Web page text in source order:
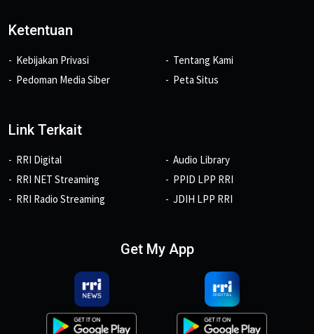
Ketentuan
Kebijakan Privasi
Pedoman Media Siber
Tentang Kami
Peta Situs
Link Terkait
RRI Digital
RRI NET Streaming
RRI Radio Streaming
Audio Library
PPID LPP RRI
JDIH LPP RRI
Get My App